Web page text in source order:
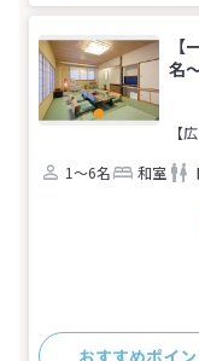
名
【
1～6名
和室
おすすめポイ